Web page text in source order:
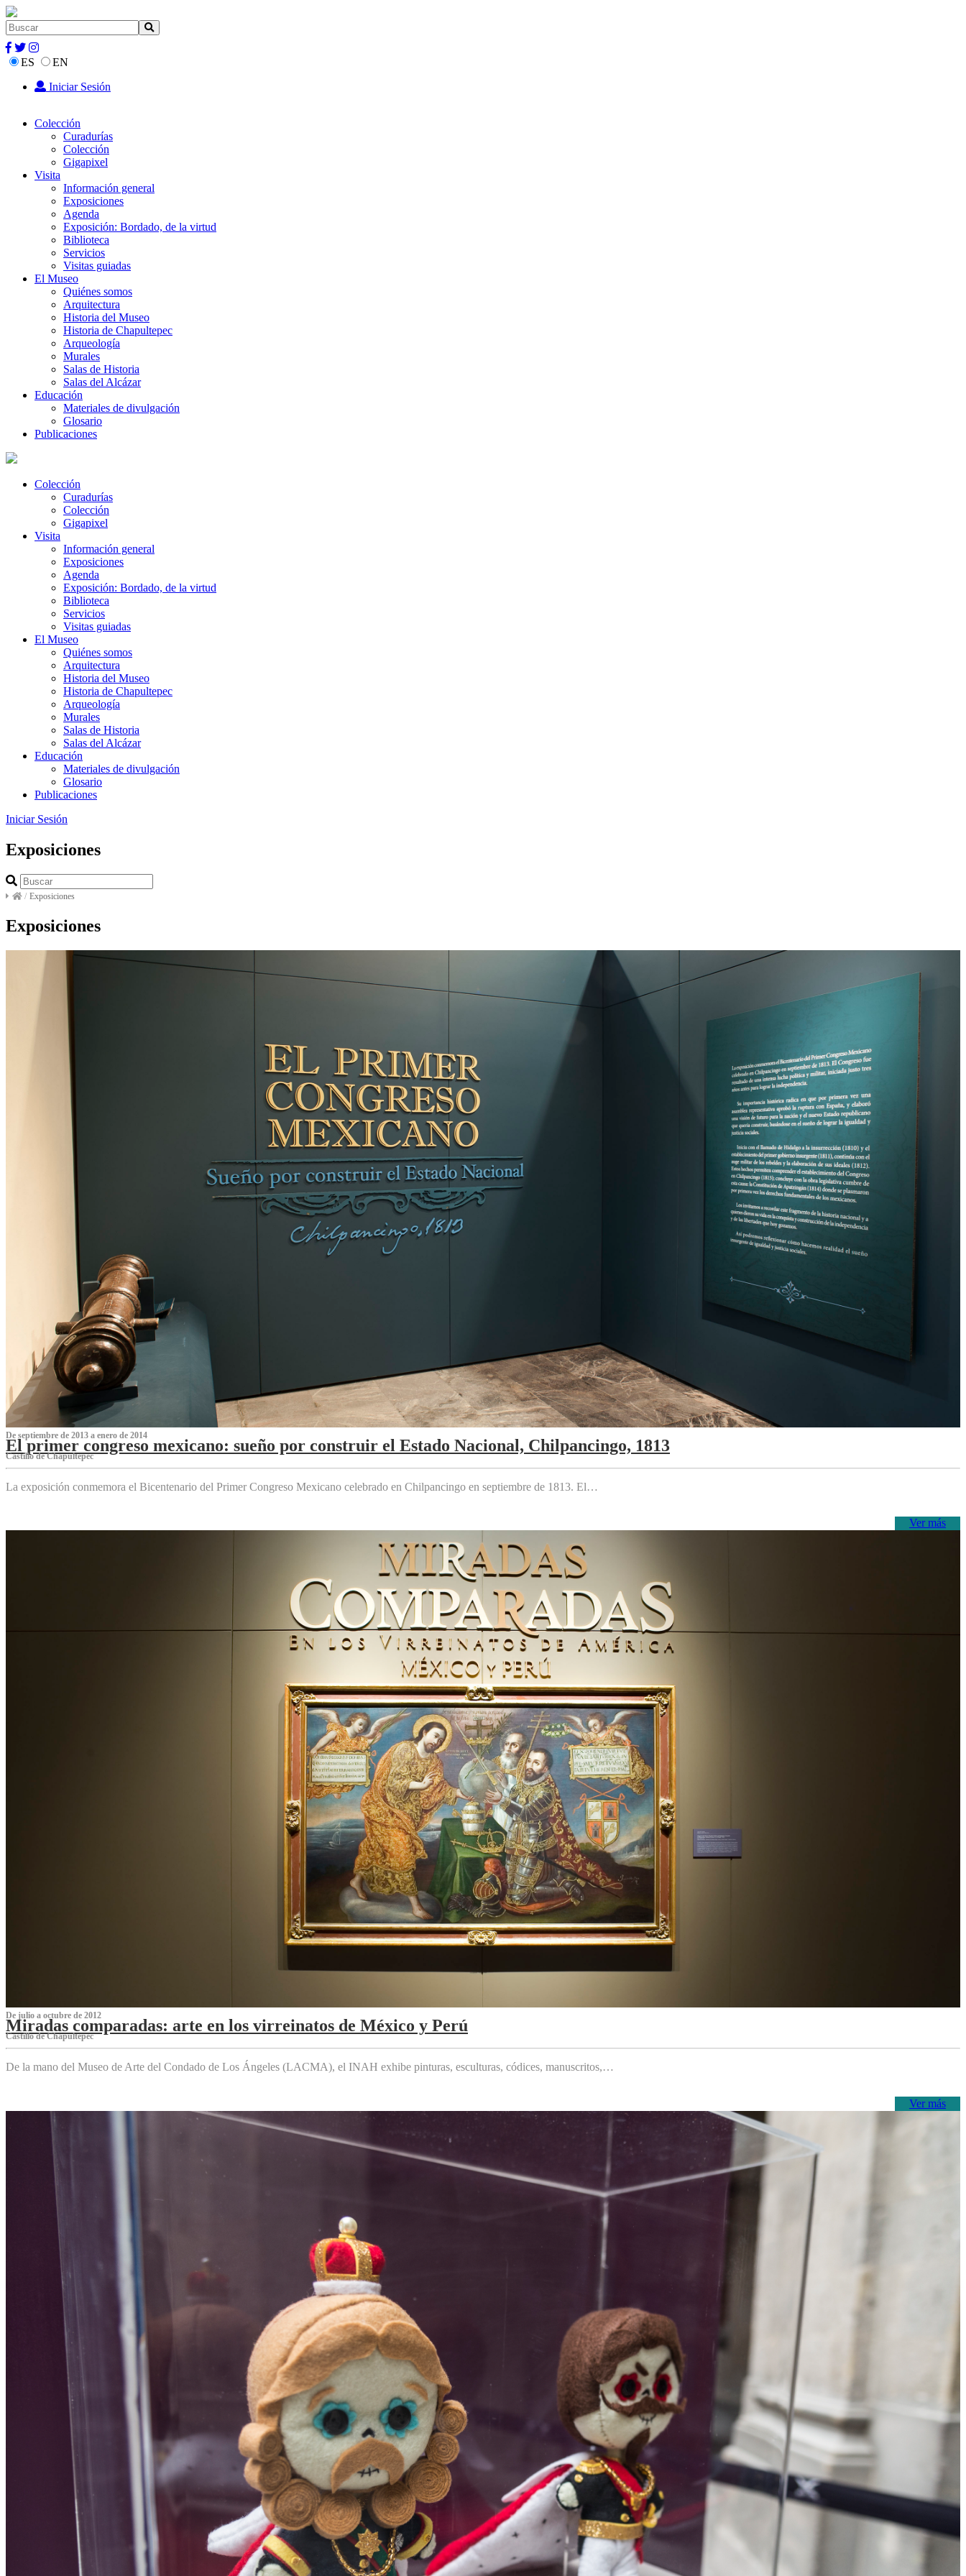
ES
EN
Iniciar Sesión
Colección
Curadurías
Colección
Gigapixel
Visita
Información general
Exposiciones
Agenda
Exposición: Bordado, de la virtud
Biblioteca
Servicios
Visitas guiadas
El Museo
Quiénes somos
Arquitectura
Historia del Museo
Historia de Chapultepec
Arqueología
Murales
Salas de Historia
Salas del Alcázar
Educación
Materiales de divulgación
Glosario
Publicaciones
Colección
Curadurías
Colección
Gigapixel
Visita
Información general
Exposiciones
Agenda
Exposición: Bordado, de la virtud
Biblioteca
Servicios
Visitas guiadas
El Museo
Quiénes somos
Arquitectura
Historia del Museo
Historia de Chapultepec
Arqueología
Murales
Salas de Historia
Salas del Alcázar
Educación
Materiales de divulgación
Glosario
Publicaciones
Iniciar Sesión
Exposiciones
/ Exposiciones
Exposiciones
De septiembre de 2013 a enero de 2014
El primer congreso mexicano: sueño por construir el Estado Nacional, Chilpancingo, 1813
Castillo de Chapultepec
La exposición conmemora el Bicentenario del Primer Congreso Mexicano celebrado en Chilpancingo en septiembre de 1813. El…
Ver más
De julio a octubre de 2012
Miradas comparadas: arte en los virreinatos de México y Perú
Castillo de Chapultepec
De la mano del Museo de Arte del Condado de Los Ángeles (LACMA), el INAH exhibe pinturas, esculturas, códices, manuscritos,…
Ver más